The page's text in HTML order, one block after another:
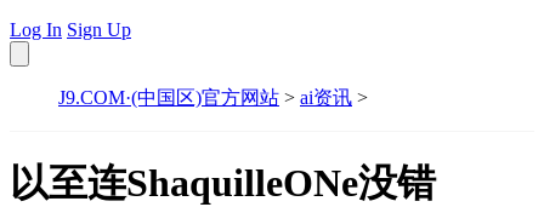
Log In Sign Up
J9.COM·(中国区)官方网站 > ai资讯 >
以至连ShaquilleONe没错